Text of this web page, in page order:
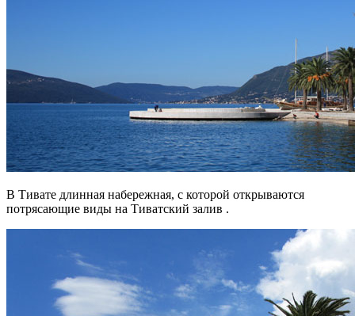
В Тивате длинная набережная, с которой открываются
потрясающие виды на Тиватский залив .